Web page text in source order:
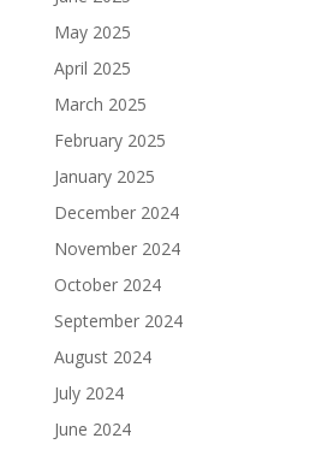
May 2025
April 2025
March 2025
February 2025
January 2025
December 2024
November 2024
October 2024
September 2024
August 2024
July 2024
June 2024